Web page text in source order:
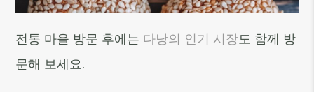
전통 마을 방문 후에는 다낭의 인기 시장도 함께 방
문해 보세요.